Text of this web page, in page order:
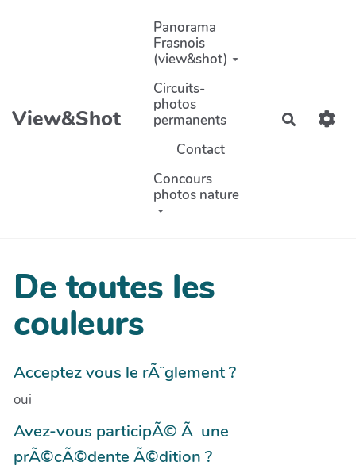
Aller au contenu principal
View&Shot
Panorama
Frasnois
(view&shot)
Circuits-
photos
permanents
Contact
Concours
photos nature
De toutes les
couleurs
Acceptez vous le rÃ¨glement ?
oui
Avez-vous participÃ© Ã une
prÃ©cÃ©dente Ã©dition ?